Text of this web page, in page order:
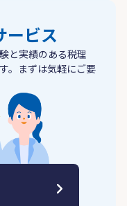
ービス
と実績のある税理
。まずは気軽にご要